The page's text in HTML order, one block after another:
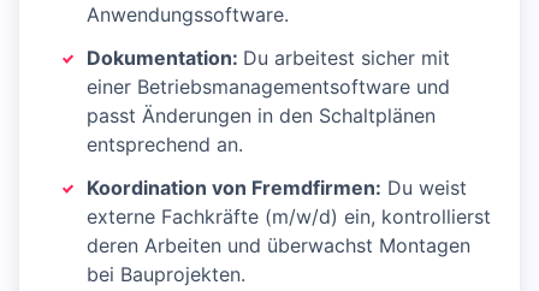
Anwendungssoftware.
Dokumentation: Du arbeitest sicher mit
einer Betriebsmanagementsoftware und
passt Änderungen in den Schaltplänen
entsprechend an.
Koordination von Fremdfirmen: Du weist
externe Fachkräfte (m/w/d) ein, kontrollierst
deren Arbeiten und überwachst Montagen
bei Bauprojekten.